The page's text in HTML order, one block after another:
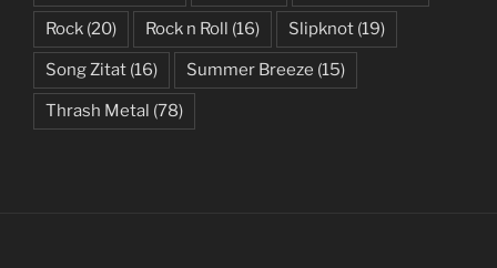
Rock (20) Rock n Roll (16) Slipknot (19)
Song Zitat (16) Summer Breeze (15)
Thrash Metal (78)